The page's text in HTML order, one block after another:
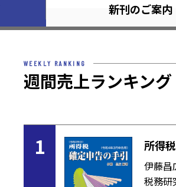
新刊のご案内
WEEKLY RANKING
週間売上ランキング
1 所得
伊藤昌
税務研